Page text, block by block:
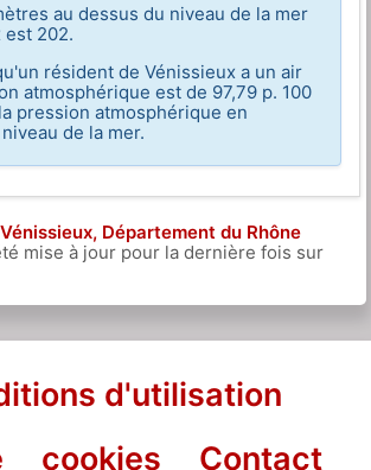
au dessus du niveau de la mer
est 202.
résident de Vénissieux a un air
atmosphérique est de 97,79 p. 100
pression atmosphérique en
de la mer.
Département du Rhône
mise à jour pour la dernière fois sur
d'utilisation
cookies Contact